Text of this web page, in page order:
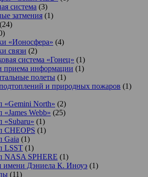
система (3)
затмения (1)
(24)
«Ионосфера» (4)
связи (2)
система «Гонец» (1)
приема информации (1)
полеты (1)
и природных пожаров (1)
«Gemini North» (2)
«James Webb» (25)
«Subaru» (1)
CHEOPS (1)
Gaia (1)
LSST (1)
NASA SPHERE (1)
имени Дэниела К. Иноуэ (1)
(11)